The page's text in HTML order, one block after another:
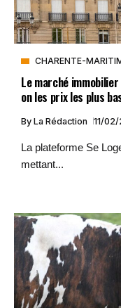
CHARENTE-
Le marché
on les prix les plus
By La Rédaction 11/
La plateforme Se
mettant...